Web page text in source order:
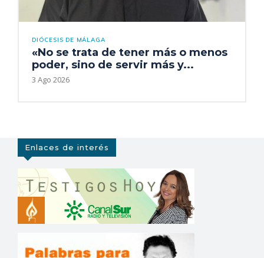
DIÓCESIS DE MÁLAGA
«No se trata de tener más o menos
poder, sino de servir más y...
3 Ago 2026
Enlaces de interés